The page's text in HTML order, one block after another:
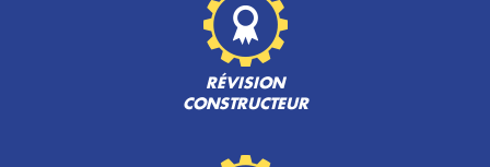
RÉVISION
CONSTRUCTEUR